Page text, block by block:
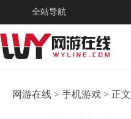
全站导航
网游在线 > 手机游戏 > 正文